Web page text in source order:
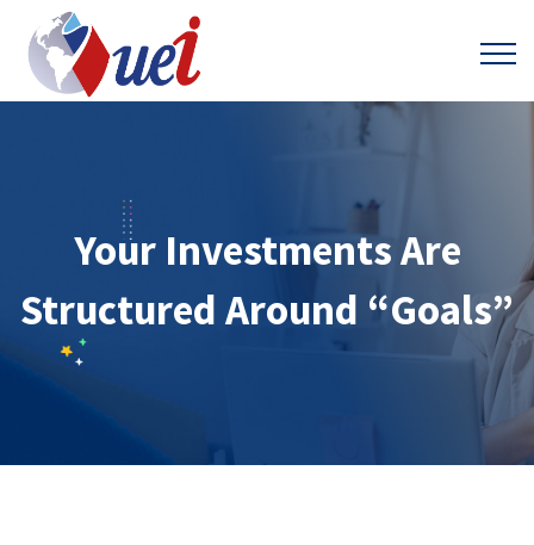
Your Investments Are
Structured Around “Goals”